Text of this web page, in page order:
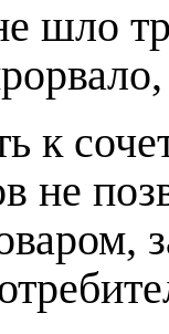
шло
к
не